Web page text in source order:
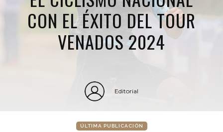
CON EL ÉXITO DEL TOUR
VENADOS 2024
Editorial
ÚLTIMA PUBLICACIÓN